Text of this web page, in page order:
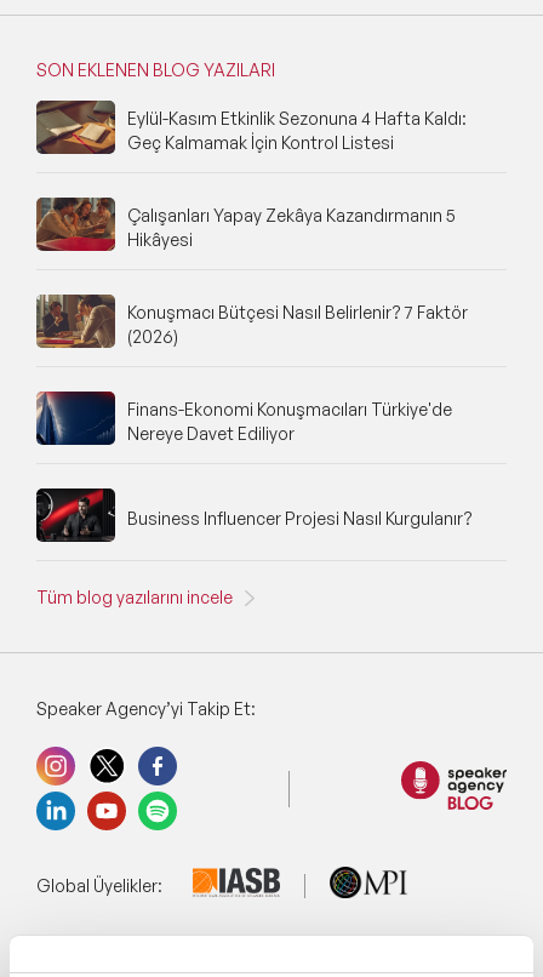
SON EKLENEN BLOG YAZILARI
Eylül-Kasım Etkinlik Sezonuna 4 Hafta Kaldı:
Geç Kalmamak İçin Kontrol Listesi
Çalışanları Yapay Zekâya Kazandırmanın 5
Hikâyesi
Konuşmacı Bütçesi Nasıl Belirlenir? 7 Faktör
(2026)
Finans-Ekonomi Konuşmacıları Türkiye'de
Nereye Davet Ediliyor
Business Influencer Projesi Nasıl Kurgulanır?
Tüm blog yazılarını incele
Speaker Agency’yi Takip Et:
Global Üyelikler: